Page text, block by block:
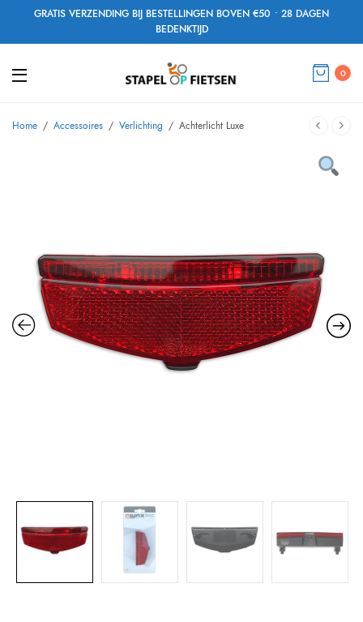
GRATIS VERZENDING BIJ BESTELLINGEN BOVEN €50 • 28 DAGEN
BEDENKTIJD
0
Home / Accessoires / Verlichting / Achterlicht Luxe